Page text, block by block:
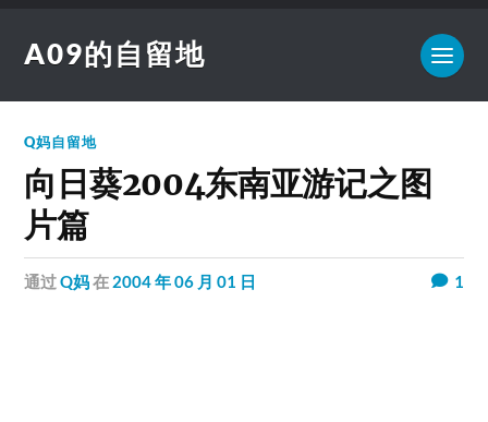
A09的自留地
Q妈自留地
向日葵2004东南亚游记之图
片篇
通过Q妈在 2004 年 06 月 01 日 1